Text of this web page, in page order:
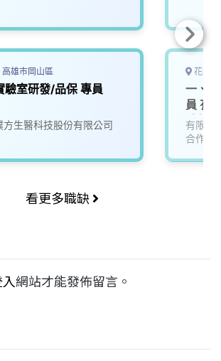
高雄市岡山區
實驗室研發/品保 專員
方生醫科技股份有限公司
花蓮
一、
員 有
酸替
防治
有限責
合作社
看更多職缺
網站才能發佈留言。